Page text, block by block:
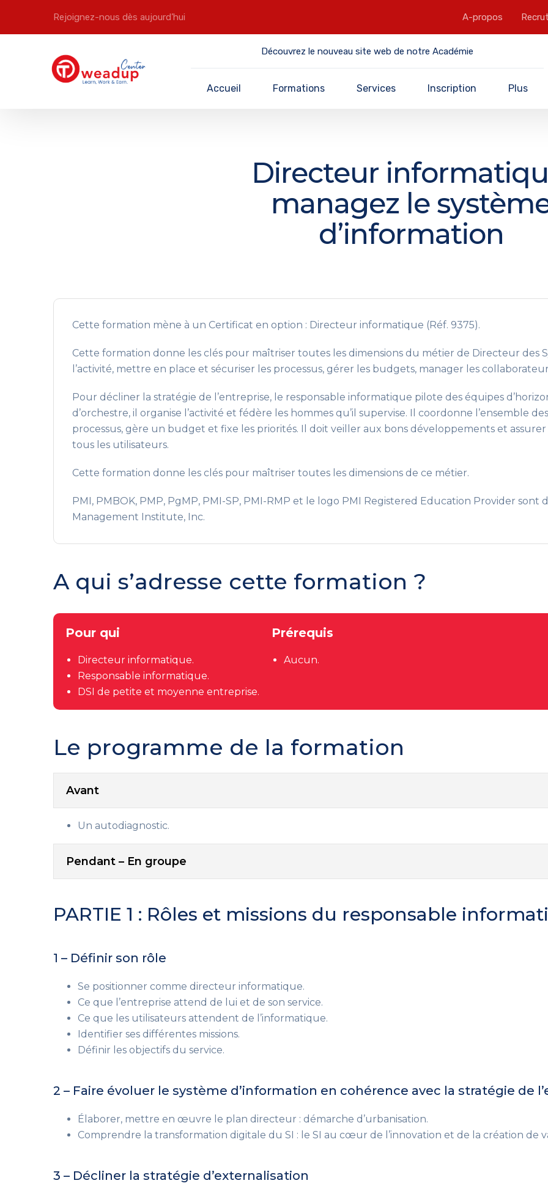
Rejoignez-nous dès aujourd’hui A-propos
Découvrez le nouveau site web de notre Académie
Accueil Formations Services Inscription Plus
Directeur
managez le
d’information
Cette formation mène à un Certificat en option : Directeur informatique (Réf. 9375).
Cette formation donne les clés pour maîtriser toutes les dimensions du métier de Directeur des
l’activité, mettre en place et sécuriser les processus, gérer les budgets, manager les
Pour décliner la stratégie de l’entreprise, le responsable informatique pilote des équipes
d’orchestre, il organise l’activité et fédère les hommes qu’il supervise. Il coordonne l’ensemble
processus, gère un budget et fixe les priorités. Il doit veiller aux bons développements et
tous les utilisateurs.
Cette formation donne les clés pour maîtriser toutes les dimensions de ce métier.
PMI, PMBOK, PMP, PgMP, PMI-SP, PMI-RMP et le logo PMI Registered Education Provider sont
Management Institute, Inc.
A qui s’adresse cette formation ?
Pour qui
Directeur informatique.
Responsable informatique.
DSI de petite et moyenne entreprise.
Prérequis
Aucun.
Le programme de la formation
Avant
Un autodiagnostic.
Pendant – En groupe
PARTIE 1 : Rôles et missions du responsable
1 – Définir son rôle
Se positionner comme directeur informatique.
Ce que l’entreprise attend de lui et de son service.
Ce que les utilisateurs attendent de l’informatique.
Identifier ses différentes missions.
Définir les objectifs du service.
2 – Faire évoluer le système d’information en cohérence avec la stratégie de
Élaborer, mettre en œuvre le plan directeur : démarche d’urbanisation.
Comprendre la transformation digitale du SI : le SI au cœur de l’innovation et de la création de
3 – Décliner la stratégie d’externalisation